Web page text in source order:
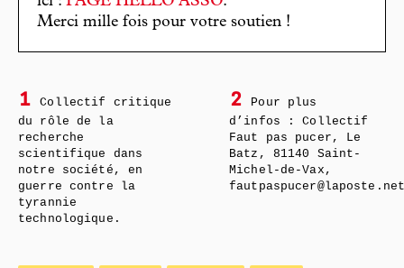
Merci mille fois pour votre soutien !
1
Collectif critique
du rôle de la
recherche
scientifique dans
notre société, en
guerre contre la
tyrannie
technologique.
2
Pour plus
d’infos : Collectif
Faut pas pucer, Le
Batz, 81140 Saint-
Michel-de-Vax,